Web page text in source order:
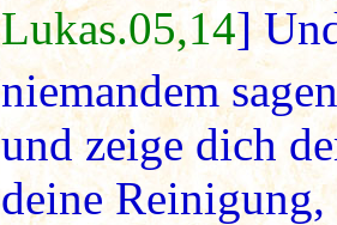
Lukas.05,14]
niemandem
und zeige dich
deine